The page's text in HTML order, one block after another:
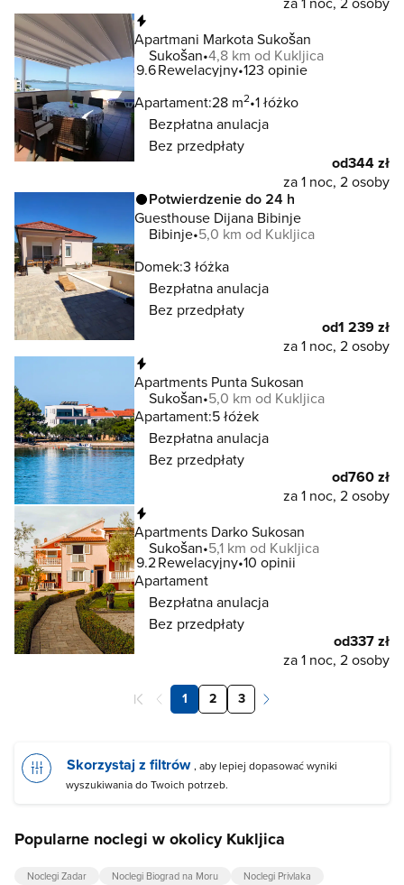
Apartmani Markota Sukošan
Sukošan 4,8 km od Kukljica
9.6Rewelacyjny 123 opinie
Apartament:28 m2 1 łóżko
Bezpłatna anulacja
Bez przedpłaty
od344 zł
za 1 noc, 2 osoby
Potwierdzenie do 24 h
Guesthouse Dijana Bibinje
Bibinje 5,0 km od Kukljica
Domek:3 łóżka
Bezpłatna anulacja
Bez przedpłaty
od1 239 zł
za 1 noc, 2 osoby
Apartments Punta Sukosan
Sukošan 5,0 km od Kukljica
Apartament:5 łóżek
Bezpłatna anulacja
Bez przedpłaty
od760 zł
za 1 noc, 2 osoby
Apartments Darko Sukosan
Sukošan 5,1 km od Kukljica
9.2Rewelacyjny 10 opinii
Apartament
Bezpłatna anulacja
Bez przedpłaty
od337 zł
za 1 noc, 2 osoby
1 2 3
Skorzystaj z filtrów , aby lepiej dopasować wyniki
wyszukiwania do Twoich potrzeb.
Popularne noclegi w okolicy Kukljica
Noclegi Zadar Noclegi Biograd na Moru
Noclegi Privlaka